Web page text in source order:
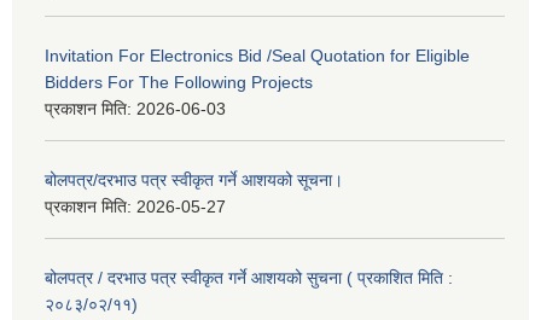
Invitation For Electronics Bid /Seal Quotation for Eligible
Bidders For The Following Projects
प्रकाशन मिति: 2026-06-03
बोलपत्र/दरभाउ पत्र स्वीकृत गर्ने आशयको सूचना।
प्रकाशन मिति: 2026-05-27
बोलपत्र / दरभाउ पत्र स्वीकृत गर्ने आशयको सुचना ( प्रकाशित मिति :
२०८३/०२/११)